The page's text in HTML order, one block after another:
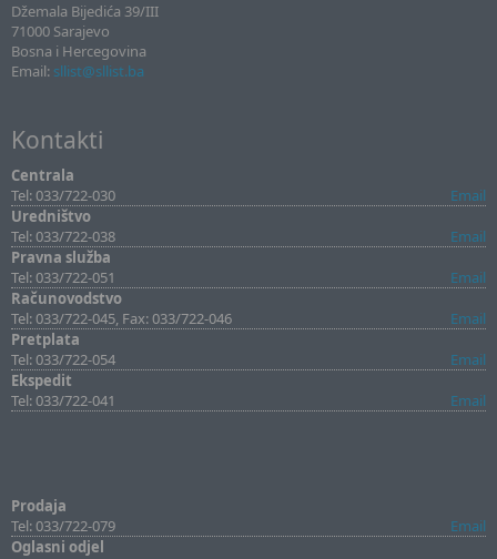
Džemala Bijedića 39/III
71000 Sarajevo
Bosna i Hercegovina
Email: sllist@sllist.ba
Kontakti
Centrala
Tel: 033/722-030
Email
Uredništvo
Tel: 033/722-038
Email
Pravna služba
Tel: 033/722-051
Email
Računovodstvo
Tel: 033/722-045, Fax: 033/722-046
Email
Pretplata
Tel: 033/722-054
Email
Ekspedit
Tel: 033/722-041
Email
Prodaja
Tel: 033/722-079
Email
Oglasni odjel